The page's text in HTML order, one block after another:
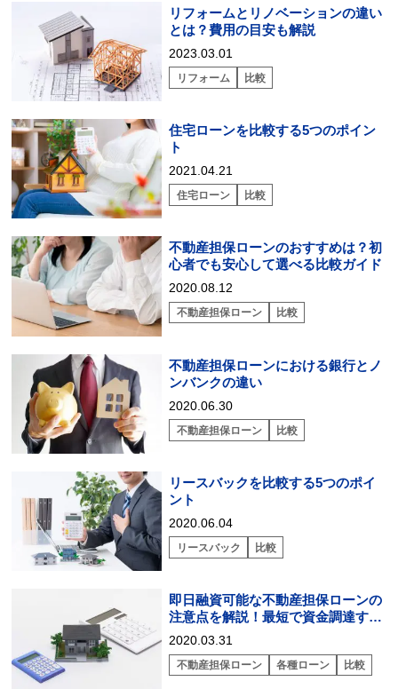
リフォームとリノベーションの違い
とは？費用の目安も解説
2023.03.01
リフォーム 比較
住宅ローンを比較する5つのポイン
ト
2021.04.21
住宅ローン 比較
不動産担保ローンのおすすめは？初
心者でも安心して選べる比較ガイド
2020.08.12
不動産担保ローン 比較
不動産担保ローンにおける銀行とノ
ンバンクの違い
2020.06.30
不動産担保ローン 比較
リースバックを比較する5つのポイ
ント
2020.06.04
リースバック 比較
即日融資可能な不動産担保ローンの
注意点を解説！最短で資金調達する
には？
2020.03.31
不動産担保ローン 各種ローン 比較